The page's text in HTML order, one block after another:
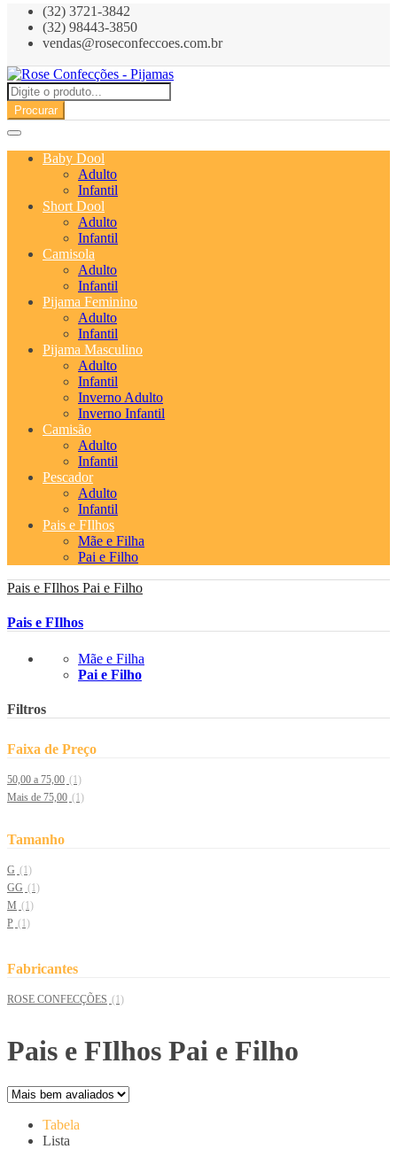
(32) 3721-3842
(32) 98443-3850
vendas@roseconfeccoes.com.br
Procurar
Baby Dool
Adulto
Infantil
Short Dool
Adulto
Infantil
Camisola
Adulto
Infantil
Pijama Feminino
Adulto
Infantil
Pijama Masculino
Adulto
Infantil
Inverno Adulto
Inverno Infantil
Camisão
Adulto
Infantil
Pescador
Adulto
Infantil
Pais e FIlhos
Mãe e Filha
Pai e Filho
Pais e FIlhos Pai e Filho
Pais e FIlhos
Mãe e Filha
Pai e Filho
Filtros
Faixa de Preço
50,00 a 75,00 (1)
Mais de 75,00 (1)
Tamanho
G (1)
GG (1)
M (1)
P (1)
Fabricantes
ROSE CONFECÇÕES (1)
Pais e FIlhos Pai e Filho
Tabela
Lista